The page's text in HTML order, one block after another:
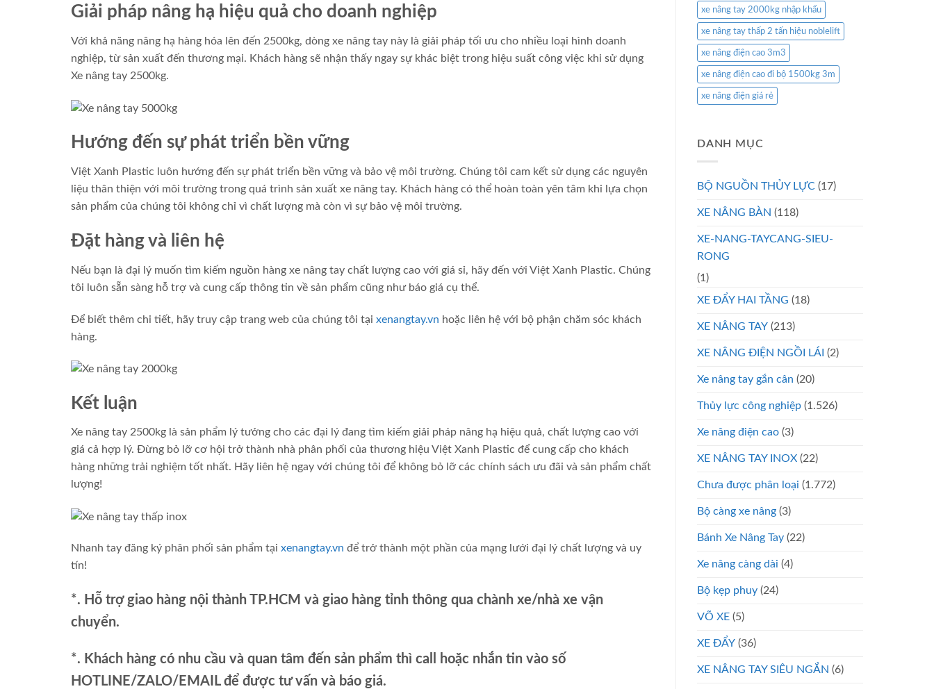
Giải pháp nâng hạ hiệu quả cho doanh nghiệp
Với khả năng nâng hạ hàng hóa lên đến 2500kg, dòng xe nâng tay này là giải pháp tối ưu cho nhiều loại hình doanh
nghiệp, từ sản xuất đến thương mại. Khách hàng sẽ nhận thấy ngay sự khác biệt trong hiệu suất công việc khi sử dụng
Xe nâng tay 2500kg.
Hướng đến sự phát triển bền vững
Việt Xanh Plastic luôn hướng đến sự phát triển bền vững và bảo vệ môi trường. Chúng tôi cam kết sử dụng các nguyên
liệu thân thiện với môi trường trong quá trình sản xuất xe nâng tay. Khách hàng có thể hoàn toàn yên tâm khi lựa chọn
sản phẩm của chúng tôi không chỉ vì chất lượng mà còn vì sự bảo vệ môi trường.
Đặt hàng và liên hệ
Nếu bạn là đại lý muốn tìm kiếm nguồn hàng xe nâng tay chất lượng cao với giá sỉ, hãy đến với Việt Xanh Plastic. Chúng
tôi luôn sẵn sàng hỗ trợ và cung cấp thông tin về sản phẩm cũng như báo giá cụ thể.
Để biết thêm chi tiết, hãy truy cập trang web của chúng tôi tại xenangtay.vn hoặc liên hệ với bộ phận chăm sóc khách
hàng.
Kết luận
Xe nâng tay 2500kg là sản phẩm lý tưởng cho các đại lý đang tìm kiếm giải pháp nâng hạ hiệu quả, chất lượng cao với
giá cả hợp lý. Đừng bỏ lỡ cơ hội trở thành nhà phân phối của thương hiệu Việt Xanh Plastic để cung cấp cho khách
hàng những trải nghiệm tốt nhất. Hãy liên hệ ngay với chúng tôi để không bỏ lỡ các chính sách ưu đãi và sản phẩm chất
lượng!
Nhanh tay đăng ký phân phối sản phẩm tại xenangtay.vn để trở thành một phần của mạng lưới đại lý chất lượng và uy
tín!
*. Hỗ trợ giao hàng nội thành TP.HCM và giao hàng tỉnh thông qua chành xe/nhà xe vận
chuyển.
*. Khách hàng có nhu cầu và quan tâm đến sản phẩm thì call hoặc nhắn tin vào số
HOTLINE/ZALO/EMAIL để được tư vấn và báo giá.
xe nâng tay 2000kg nhập khẩu
xe nâng tay thấp 2 tấn hiệu noblelift
xe nâng điện cao 3m3
xe nâng điện cao đi bộ 1500kg 3m
xe nâng điện giá rẻ
DANH MỤC
BỘ NGUỒN THỦY LỰC (17)
XE NÂNG BÀN (118)
XE-NANG-TAYCANG-SIEU-
RONG
(1)
XE ĐẨY HAI TẦNG (18)
XE NÂNG TAY (213)
XE NÂNG ĐIỆN NGỒI LÁI (2)
Xe nâng tay gắn cân (20)
Thủy lực công nghiệp (1.526)
Xe nâng điện cao (3)
XE NÂNG TAY INOX (22)
Chưa được phân loại (1.772)
Bộ càng xe nâng (3)
Bánh Xe Nâng Tay (22)
Xe nâng càng dài (4)
Bộ kẹp phuy (24)
VÕ XE (5)
XE ĐẨY (36)
XE NÂNG TAY SIÊU NGẮN (6)